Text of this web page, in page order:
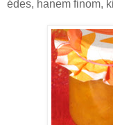
édes, hanem finom,